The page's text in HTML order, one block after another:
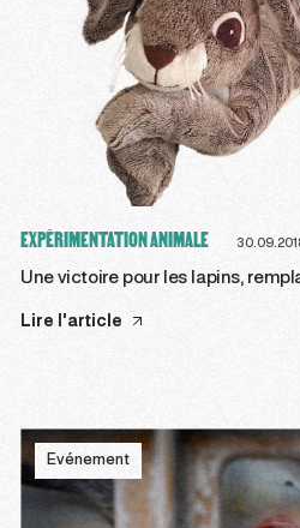
EXPÉRIMENTATION ANIMALE
Une victoire pour les lapins,
Lire l'article
Evénement